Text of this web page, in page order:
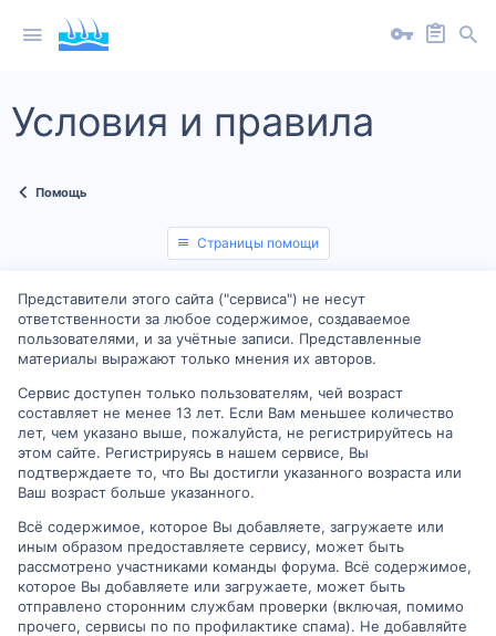
Условия и правила
Помощь
Страницы помощи
Представители этого сайта ("сервиса") не несут
ответственности за любое содержимое, создаваемое
пользователями, и за учётные записи. Представленные
материалы выражают только мнения их авторов.
Сервис доступен только пользователям, чей возраст
составляет не менее 13 лет. Если Вам меньшее количество
лет, чем указано выше, пожалуйста, не регистрируйтесь на
этом сайте. Регистрируясь в нашем сервисе, Вы
подтверждаете то, что Вы достигли указанного возраста или
Ваш возраст больше указанного.
Всё содержимое, которое Вы добавляете, загружаете или
иным образом предоставляете сервису, может быть
рассмотрено участниками команды форума. Всё содержимое,
которое Вы добавляете или загружаете, может быть
отправлено сторонним службам проверки (включая, помимо
прочего, сервисы по по профилактике спама). Не добавляйте